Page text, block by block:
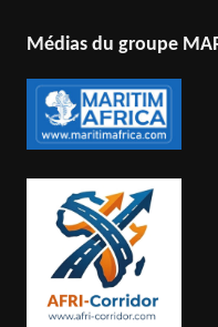
Médias du groupe